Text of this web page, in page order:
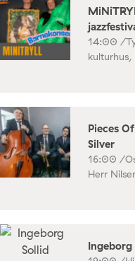
14:00 /
kulturhus,
Pieces
Silver
16:00 /
Herr